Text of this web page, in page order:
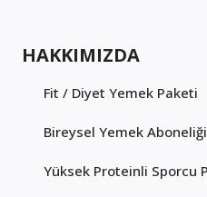
HAKKIMIZDA
Fit / Diyet Yemek Paketi
Bireysel Yemek Aboneliği
Yüksek Proteinli Sporcu